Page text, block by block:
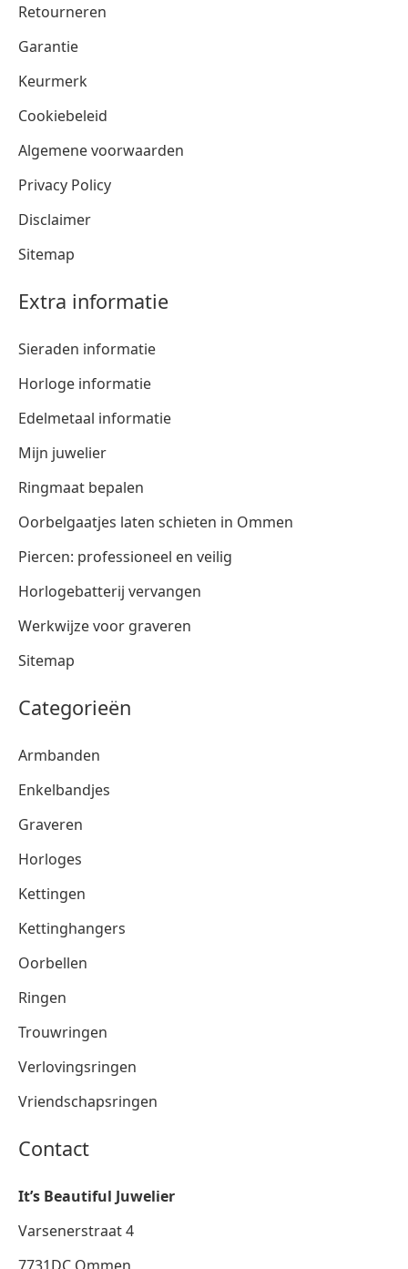
Retourneren
Garantie
Keurmerk
Cookiebeleid
Algemene voorwaarden
Privacy Policy
Disclaimer
Sitemap
Extra informatie
Sieraden informatie
Horloge informatie
Edelmetaal informatie
Mijn juwelier
Ringmaat bepalen
Oorbelgaatjes laten schieten in Ommen
Piercen: professioneel en veilig
Horlogebatterij vervangen
Werkwijze voor graveren
Sitemap
Categorieën
Armbanden
Enkelbandjes
Graveren
Horloges
Kettingen
Kettinghangers
Oorbellen
Ringen
Trouwringen
Verlovingsringen
Vriendschapsringen
Contact
It’s Beautiful Juwelier
Varsenerstraat 4